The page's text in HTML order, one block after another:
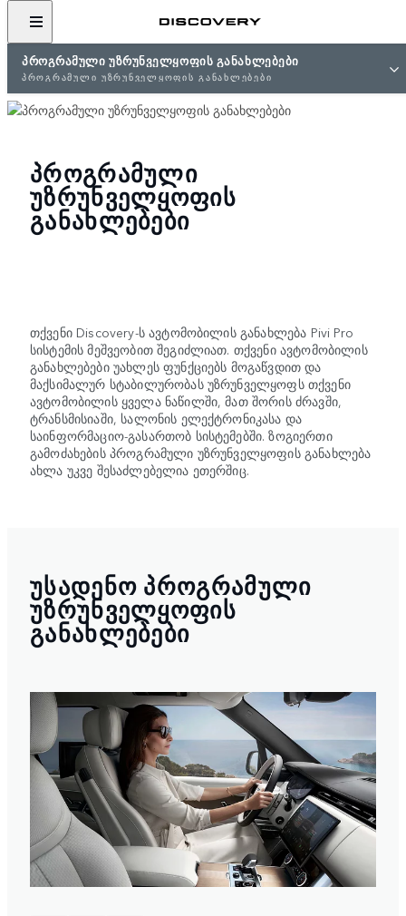
ᲞᲠᲝᲒᲠᲐᲛᲣᲚᲘ ᲣᲖᲠᲣᲜᲕᲔᲚᲧᲝᲤᲘᲡ ᲒᲐᲜᲐᲮᲚᲔᲑᲔᲑᲘ
ᲞᲠᲝᲒᲠᲐᲛᲣᲚᲘ ᲣᲖᲠᲣᲜᲕᲔᲚᲧᲝᲤᲘᲡ ᲒᲐᲜᲐᲮᲚᲔᲑᲔᲑᲘ
ᲞᲠᲝᲒᲠᲐᲛᲣᲚᲘ
ᲣᲖᲠᲣᲜᲕᲔᲚᲧᲝᲤᲘᲡ
ᲒᲐᲜᲐᲮᲚᲔᲑᲔᲑᲘ
თქვენი Discovery-ს ავტომობილის განახლება Pivi Pro
სისტემის მეშვეობით შეგიძლიათ. თქვენი ავტომობილის
განახლებები უახლეს ფუნქციებს მოგაწვდით და
მაქსიმალურ სტაბილურობას უზრუნველყოფს თქვენი
ავტომობილის ყველა ნაწილში, მათ შორის ძრავში,
ტრანსმისიაში, სალონის ელექტრონიკასა და
საინფორმაციო-გასართობ სისტემებში. ზოგიერთი
გამოძახების პროგრამული უზრუნველყოფის განახლება
ახლა უკვე შესაძლებელია ეთერშიც.
ᲣᲡᲐᲓᲔᲜᲝ ᲞᲠᲝᲒᲠᲐᲛᲣᲚᲘ
ᲣᲖᲠᲣᲜᲕᲔᲚᲧᲝᲤᲘᲡ
ᲒᲐᲜᲐᲮᲚᲔᲑᲔᲑᲘ